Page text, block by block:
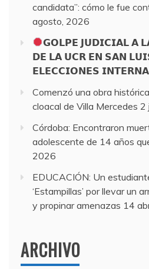
candidata”: cómo le fue
agosto, 2026
𝗚𝗢𝗟𝗣𝗘 𝗝𝗨𝗗𝗜𝗖𝗜𝗔𝗟 𝗔
𝗗𝗘 𝗟𝗔 𝗨𝗖𝗥 𝗘𝗡 𝗦𝗔𝗡
𝗘𝗟𝗘𝗖𝗖𝗜𝗢𝗡𝗘𝗦
Comenzó una obra
cloacal de Villa Mercedes 2
Córdoba: Encontraron
adolescente de 14 años
2026
EDUCACIÓN: Un
‘Estampillas’ por llevar un
y propinar amenazas 14
ARCHIVO